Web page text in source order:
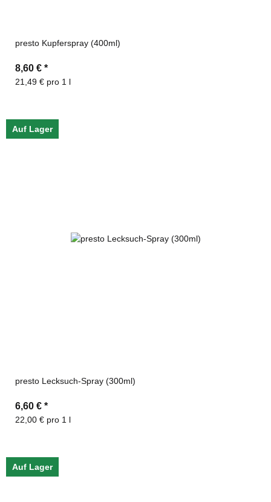
presto Kupferspray (400ml)
8,60 € *
21,49 € pro 1 l
Auf Lager
presto Lecksuch-Spray (300ml)
6,60 € *
22,00 € pro 1 l
Auf Lager